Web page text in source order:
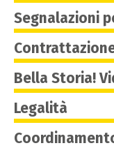
Segnalazioni
Bella Storia!
Legalità